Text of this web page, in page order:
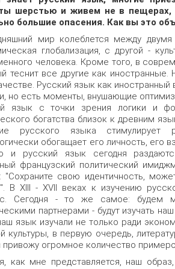
шерстью и живем не в
большие опасения. Как вы это
мир колеблется между
глобализация, с другой -
человека. Кроме того, в
теснит все другие как иностранные.
Русский язык как
но есть моменты, внушающие
язык с точки зрения логики и
богатства близок к древним
русского языка
обогащает его личность,
и русский язык сегодня
французский политический
"Сохраните свою идентичность,
В XIII - XVII веках к изучению
Сегодня - то же самое: будем
партнерами - будут изучать
язык изучали не только ради
культуры, в первую очередь,
привожу огромное количество
как мне представляется, наш